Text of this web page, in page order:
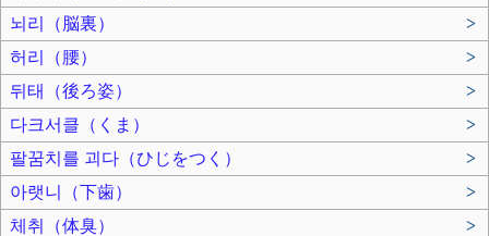
뇌리（脳裏）
>
허리（腰）
>
뒤태（後ろ姿）
>
다크서클（くま）
>
팔꿈치를 괴다（ひじをつく）
>
아랫니（下歯）
>
체취（体臭）
>